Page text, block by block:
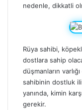
nedenle, dikkatli
Rüya sahibi,
dostlara sahip
düşmanların
sahibinin dostluk
yanında, kimin
gerekir.